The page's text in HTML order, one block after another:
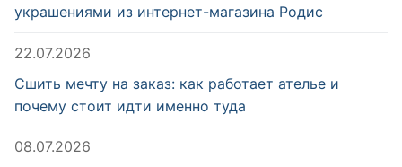
украшениями из интернет-магазина Родис
22.07.2026
Сшить мечту на заказ: как работает ателье и
почему стоит идти именно туда
08.07.2026